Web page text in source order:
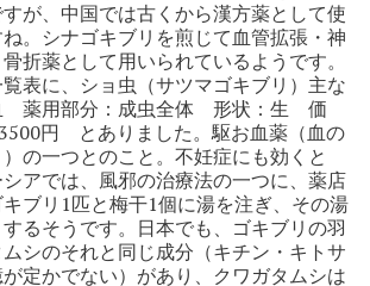
が、中国では古くから漢方薬として使
。シナゴキブリを煎じて血管拡張・神
折薬として用いられているようです。
表に、ショ虫（サツマゴキブリ）主な
薬用部分：成虫全体 形状：生 価
円 とありました。駆お血薬（血の
の一つとのこと。不妊症にも効くと
アでは、風邪の治療法の一つに、薬店
ブリ1匹と梅干1個に湯を注ぎ、その湯
るそうです。日本でも、ゴキブリの羽
シのそれと同じ成分（キチン・キトサ
定かでない）があり、クワガタムシは